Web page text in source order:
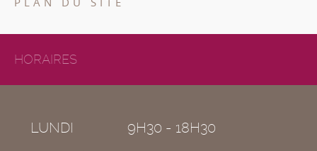
HORAIRES
LUNDI
9H30 - 18H30